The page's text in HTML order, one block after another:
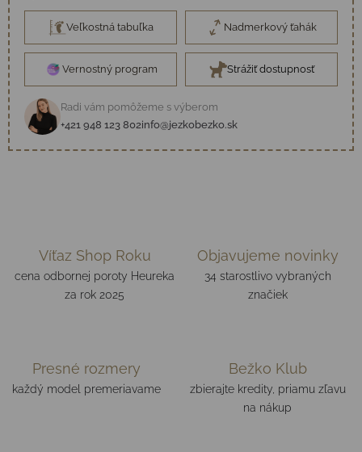
Veľkostná tabuľka Nadmerkový ťahák
Vernostný program Strážiť dostupnosť
Radi vám pomôžeme s výberom
+421 948 123 802info@jezkobezko.sk
Víťaz Shop Roku
cena odbornej poroty Heureka
za rok 2025
Objavujeme novinky
34 starostlivo vybraných
značiek
Presné rozmery
každý model premeriavame
Bežko Klub
zbierajte kredity, priamu zľavu
na nákup